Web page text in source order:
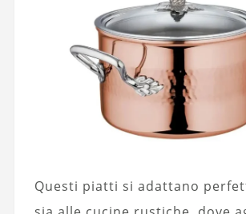
Questi piatti si adattano